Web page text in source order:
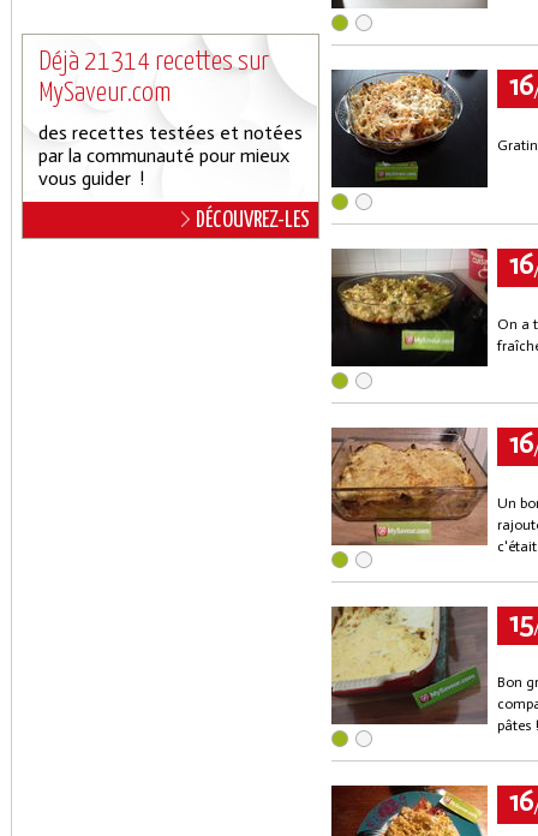
Déjà 21314 recettes sur
MySaveur.com
des recettes testées et notées
par la communauté pour mieux
vous guider !
DÉCOUVREZ-LES
16
16
On a
16
Un
15
Bon
pâtes !
16